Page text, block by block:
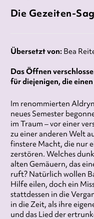
Die Gezeiten-
Übersetzt von: Bea
Das Öffnen
für diejenigen, die
Im renommierten
neues Semester
im Traum – vor einer
zu einer anderen Welt
finstere Macht, die nur
zerstören. Welches
alten Gemäuern, das
ruft? Natürlich wollen
Hilfe eilen, doch ein
stattdessen in die
in die Zeit, als ihre
und das Lied der